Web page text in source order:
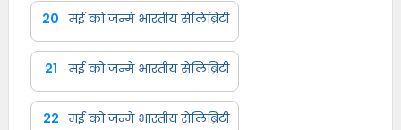
20 मई को जन्मे भारतीय सेलिब्रिटी
21 मई को जन्मे भारतीय सेलिब्रिटी
22 मई को जन्मे भारतीय सेलिब्रिटी